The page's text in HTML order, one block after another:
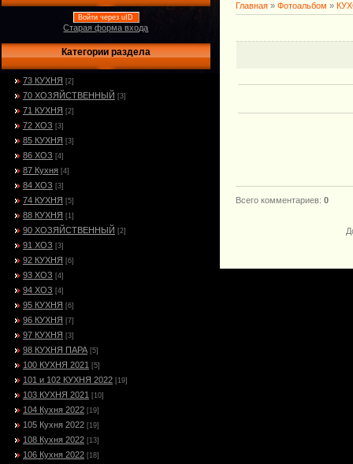
Войти через uID
Старая форма входа
Категории раздела
73 КУХНЯ [2]
70 ХОЗЯЙСТВЕННЫЙ [3]
71 КУХНЯ [2]
72 ХОЗ [3]
85 КУХНЯ [3]
86 ХОЗ [4]
87 Кухня [4]
84 ХОЗ [3]
74 КУХНЯ [5]
88 КУХНЯ [1]
90 ХОЗЯЙСТВЕННЫЙ [2]
91 ХОЗ [3]
92 КУХНЯ [6]
93 ХОЗ [4]
94 ХОЗ [4]
95 КУХНЯ [6]
96 КУХНЯ [7]
97 КУХНЯ [3]
98 КУХНЯ ПАРА [5]
100 КУХНЯ 2021 [5]
101 и 102 КУХНЯ 2022 [19]
103 КУХНЯ 2021 [10]
104 Кухня 2022 [19]
105 Кухня 2022 [19]
108 Кухня 2022 [13]
106 Кухня 2022 [18]
Главная » Фотоальбом »
Всего комментариев: 0